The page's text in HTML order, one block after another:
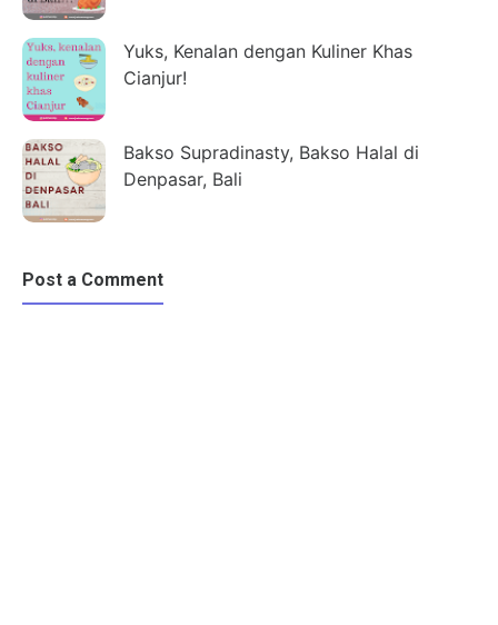
Yuks, Kenalan dengan Kuliner Khas
Cianjur!
Bakso Supradinasty, Bakso Halal di
Denpasar, Bali
Post a Comment